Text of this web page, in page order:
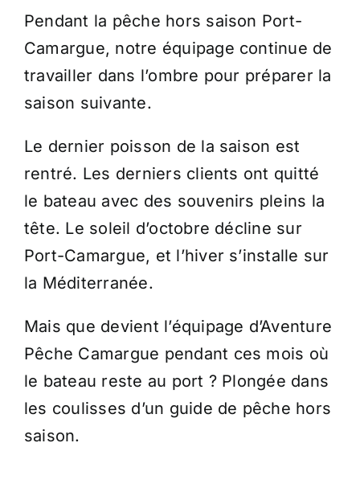
Pendant la pêche hors saison Port-
Camargue, notre équipage continue de
travailler dans l’ombre pour préparer la
saison suivante.
Le dernier poisson de la saison est
rentré. Les derniers clients ont quitté
le bateau avec des souvenirs pleins la
tête. Le soleil d’octobre décline sur
Port-Camargue, et l’hiver s’installe sur
la Méditerranée.
Mais que devient l’équipage d’Aventure
Pêche Camargue pendant ces mois où
le bateau reste au port ? Plongée dans
les coulisses d’un guide de pêche hors
saison.